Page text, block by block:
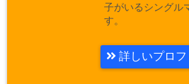
子がいるシングル
す。
詳しいプロフ